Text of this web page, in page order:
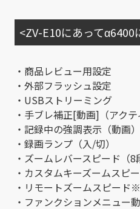
<ZV-E10にあってα6400
・商品レビュー用設定
・外部フラッシュ設定
・USBストリーミング
・手ブレ補正[動画]（アクテ
・記録中の強調表示（動画
・録画ランプ（入/切）
・ズームレバースピード（
・カスタムキーズームスピ
・リモートズームスピード
・ファンクションメニュー